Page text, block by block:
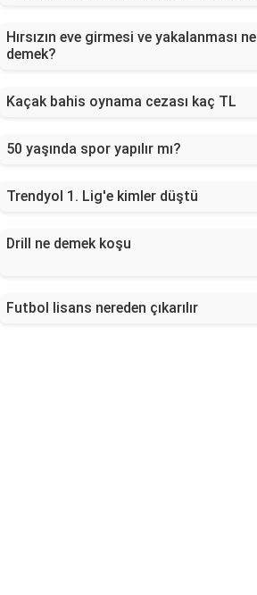
Hırsızın eve girmesi ve yakalanması ne
demek?
Kaçak bahis oynama cezası kaç TL
50 yaşında spor yapılır mı?
Trendyol 1. Lig'e kimler düştü
Drill ne demek koşu
Futbol lisans nereden çıkarılır